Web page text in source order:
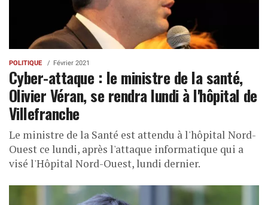
POLITIQUE Février 2021
Cyber-attaque : le ministre de la santé,
Olivier Véran, se rendra lundi à l'hôpital de
Villefranche
Le ministre de la Santé est attendu à l'hôpital Nord-
Ouest ce lundi, après l'attaque informatique qui a
visé l'Hôpital Nord-Ouest, lundi dernier.